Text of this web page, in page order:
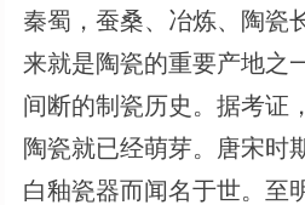
秦蜀，蚕桑、冶炼、陶瓷
来就是陶瓷的重要产地之
间断的制瓷历史。据考证
陶瓷就已经萌芽。唐宋时
白釉瓷器而闻名于世。至